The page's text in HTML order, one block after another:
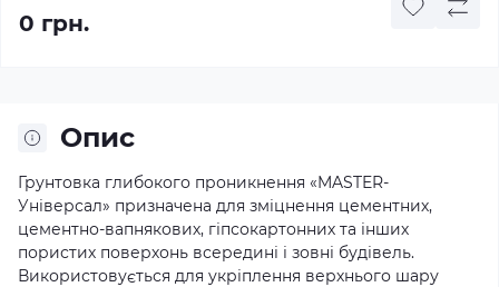
0 грн.
Опис
Грунтовка глибокого проникнення «MASTER-
Універсал» призначена для зміцнення цементних,
цементно-вапнякових, гіпсокартонних та інших
пористих поверхонь всередині і зовні будівель.
Використовується для укріплення верхнього шару